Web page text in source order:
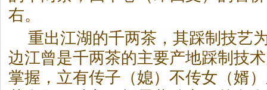
右。
重出江湖的千两茶，其踩制技艺
边江曾是千两茶的主要产地踩制技
掌握，立有传子（媳）不传女（婿